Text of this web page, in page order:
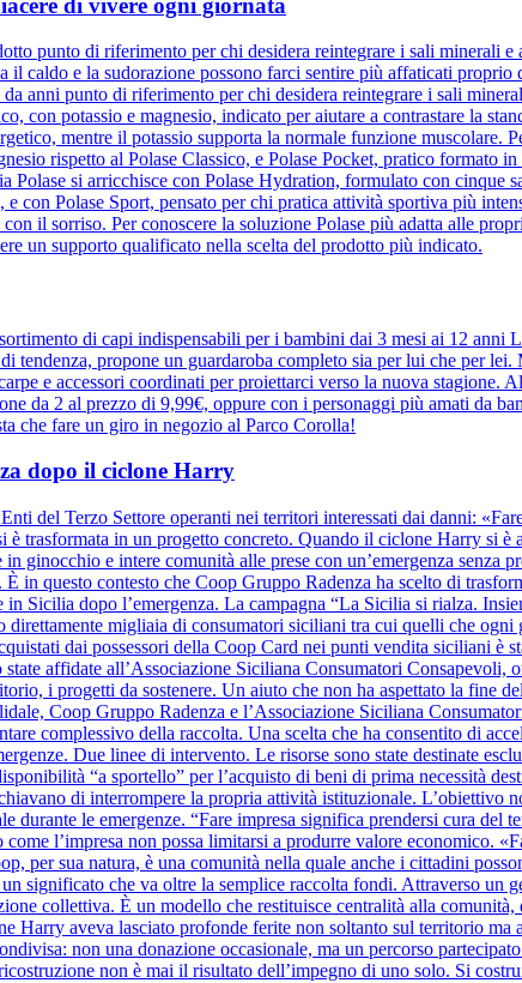
punto di riferimento per chi desidera reintegrare i sali minerali e
il caldo e la sudorazione possono farci sentire più affaticati
anni punto di riferimento per chi desidera reintegrare i sali
con potassio e magnesio, indicato per aiutare a contrastare la
mentre il potassio supporta la normale funzione muscolare.
rispetto al Polase Classico, e Polase Pocket, pratico formato
Polase si arricchisce con Polase Hydration, formulato con
Polase Sport, pensato per chi pratica attività sportiva più
il sorriso. Per conoscere la soluzione Polase più adatta alle
un supporto qualificato nella scelta del prodotto più indicato.
di capi indispensabili per i bambini dai 3 mesi ai 12
tendenza, propone un guardaroba completo sia per lui che per
e accessori coordinati per proiettarci verso la nuova stagione.
da 2 al prezzo di 9,99€, oppure con i personaggi più amati da
che fare un giro in negozio al Parco Corolla!
dopo il ciclone Harry
del Terzo Settore operanti nei territori interessati dai danni:
trasformata in un progetto concreto. Quando il ciclone Harry si
ginocchio e intere comunità alle prese con un’emergenza senza
questo contesto che Coop Gruppo Radenza ha scelto di
Sicilia dopo l’emergenza. La campagna “La Sicilia si rialza.
migliaia di consumatori siciliani tra cui quelli che
dai possessori della Coop Card nei punti vendita siciliani è
affidate all’Associazione Siciliana Consumatori Consapevoli,
i progetti da sostenere. Un aiuto che non ha aspettato la fine
Coop Gruppo Radenza e l’Associazione Siciliana
complessivo della raccolta. Una scelta che ha consentito di
Due linee di intervento. Le risorse sono state destinate
“a sportello” per l’acquisto di beni di prima necessità
di interrompere la propria attività istituzionale. L’obiettivo
durante le emergenze. “Fare impresa significa prendersi cura del
l’impresa non possa limitarsi a produrre valore economico.
sua natura, è una comunità nella quale anche i cittadini
significato che va oltre la semplice raccolta fondi. Attraverso un
collettiva. È un modello che restituisce centralità alla
Harry aveva lasciato profonde ferite non soltanto sul territorio ma
non una donazione occasionale, ma un percorso
non è mai il risultato dell’impegno di uno solo. Si